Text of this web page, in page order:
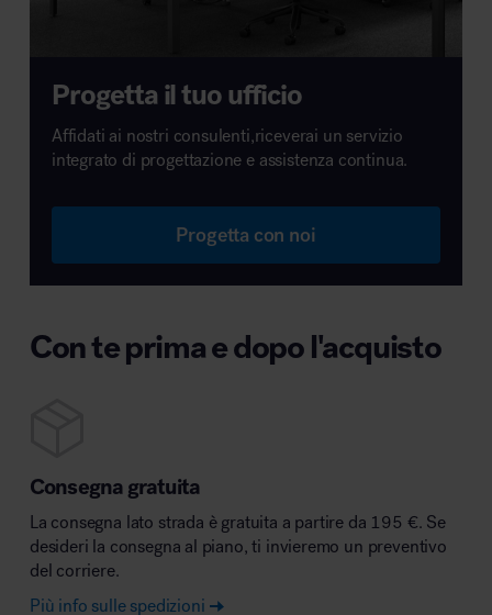
Progetta il tuo ufficio
Affidati ai nostri consulenti,riceverai un servizio
integrato di progettazione e assistenza continua.
Progetta con noi
Con te prima e dopo l'acquisto
Consegna gratuita
La consegna lato strada è gratuita a partire da 195 €. Se
desideri la consegna al piano, ti invieremo un preventivo
del corriere.
Più info sulle spedizioni